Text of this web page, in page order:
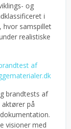
og
i
hvor samspillet
realistiske
af
brandtests af
på
visioner med